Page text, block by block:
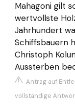
Mahagoni gilt
wertvollste
Jahrhundert
Schiffsbauern
Christoph
Aussterben
Antrag auf
vollständige